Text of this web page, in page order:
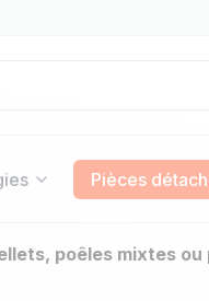
Pièces
poêles mixtes ou